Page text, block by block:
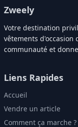
Zweely
Votre destination
vêtements d'occasion
communauté et
Liens Rapides
Accueil
Vendre un article
Comment ça marche ?